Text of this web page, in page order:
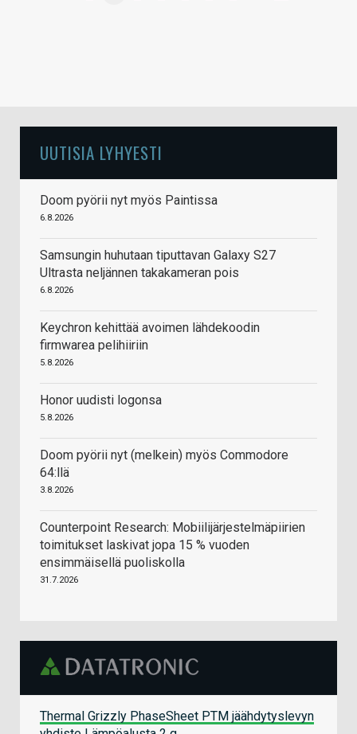
UUTISIA LYHYESTI
Doom pyörii nyt myös Paintissa
6.8.2026
Samsungin huhutaan tiputtavan Galaxy S27
Ultrasta neljännen takakameran pois
6.8.2026
Keychron kehittää avoimen lähdekoodin
firmwarea pelihiiriin
5.8.2026
Honor uudisti logonsa
5.8.2026
Doom pyörii nyt (melkein) myös Commodore
64:llä
3.8.2026
Counterpoint Research: Mobiilijärjestelmäpiirien
toimitukset laskivat jopa 15 % vuoden
ensimmäisellä puoliskolla
31.7.2026
Thermal Grizzly PhaseSheet PTM jäähdytyslevyn